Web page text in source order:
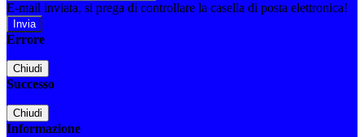
E-mail inviata, si prega di controllare la casella di posta elettronica!
Errore
Chiudi
Successo
Chiudi
Informazione